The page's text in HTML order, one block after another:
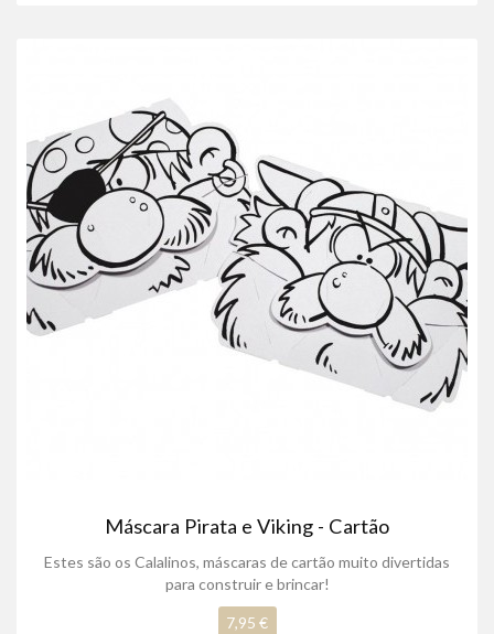
Máscara Pirata e Viking - Cartão
Estes são os Calalinos, máscaras de cartão muito divertidas
para construir e brincar!
7,95 €